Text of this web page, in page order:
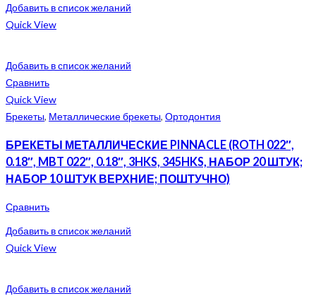
Добавить в список желаний
Quick View
Добавить в список желаний
Сравнить
Quick View
Брекеты, Металлические брекеты, Ортодонтия
БРЕКЕТЫ МЕТАЛЛИЧЕСКИЕ PINNACLE (ROTH 022″,
0.18″, MBT 022″, 0.18″, 3HKS, 345HKS, НАБОР 20 ШТУК;
НАБОР 10 ШТУК ВЕРХНИЕ; ПОШТУЧНО)
Сравнить
Добавить в список желаний
Quick View
Добавить в список желаний